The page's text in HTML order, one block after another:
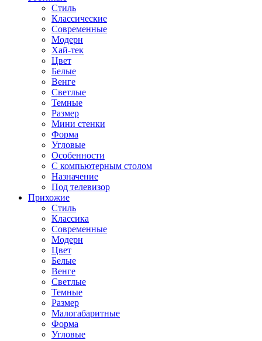
Стиль
Классические
Современные
Модерн
Хай-тек
Цвет
Белые
Венге
Светлые
Темные
Размер
Мини стенки
Форма
Угловые
Особенности
С компьютерным столом
Назначение
Под телевизор
Прихожие
Стиль
Классика
Современные
Модерн
Цвет
Белые
Венге
Светлые
Темные
Размер
Малогабаритные
Форма
Угловые